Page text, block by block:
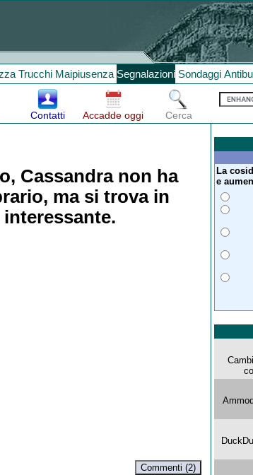
Trucchi Maipiusenza Segnalazioni Sondaggi
Contatti Accadde oggi Cerca
Cassandra non ha
ma si trova in
Commenti (2)
La
e